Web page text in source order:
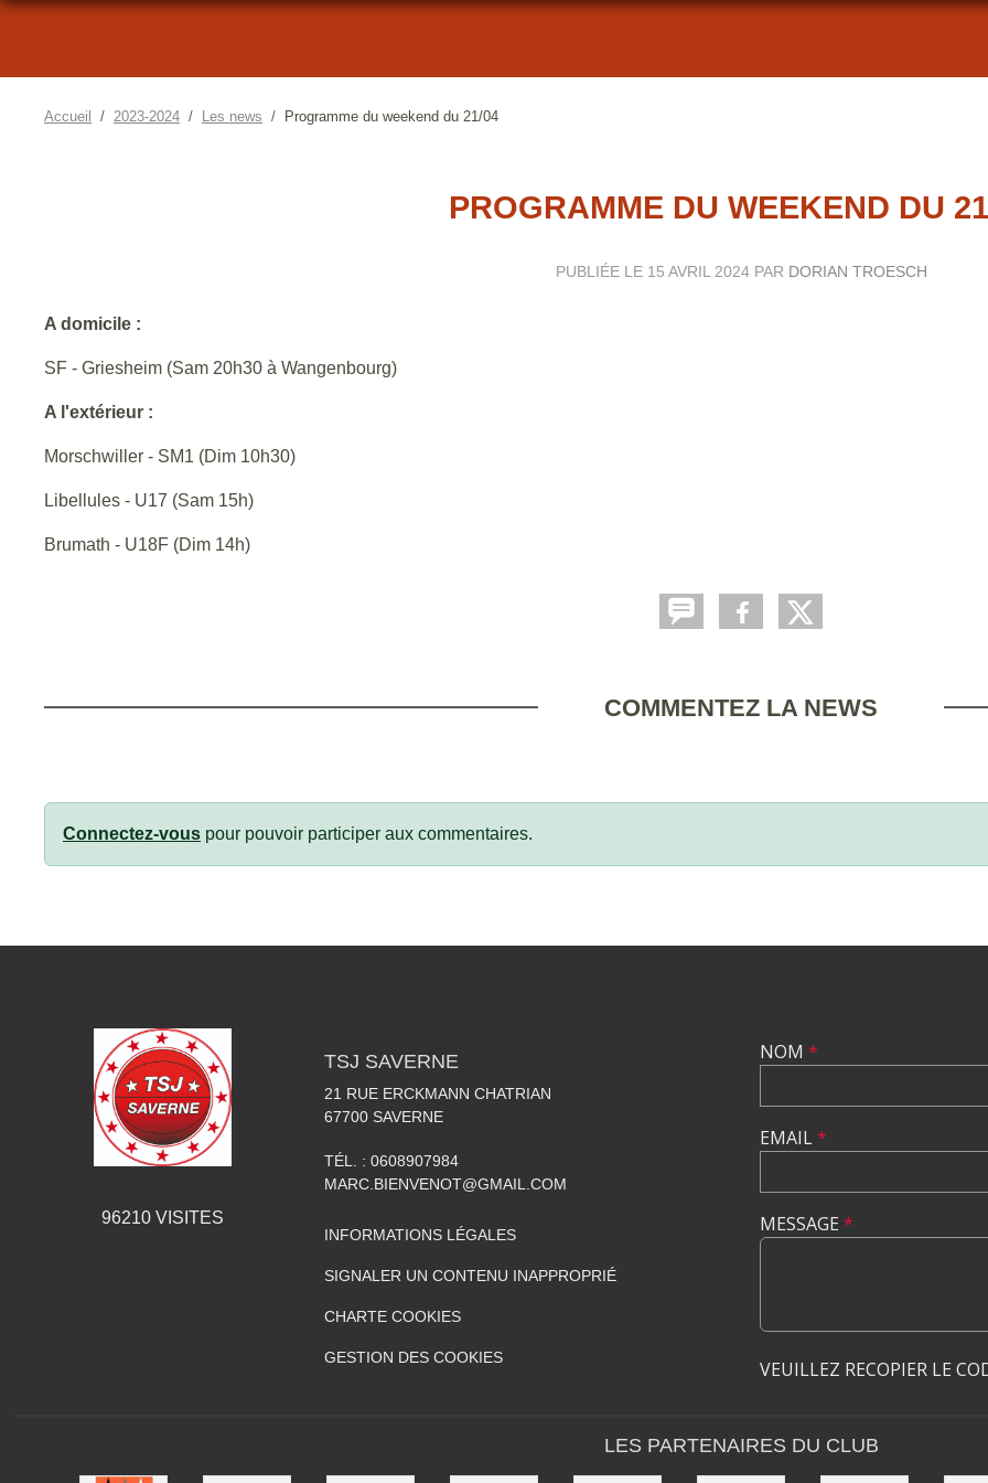
Accueil 2023-2024 Les news Programme du weekend du 21/04
PROGRAMME DU WEEKEND DU
PUBLIÉE LE 15 AVRIL 2024PAR DORIAN TROESCH
A domicile :
SF - Griesheim (Sam 20h30 à Wangenbourg)
A l'extérieur :
Morschwiller - SM1 (Dim 10h30)
Libellules - U17 (Sam 15h)
Brumath - U18F (Dim 14h)
COMMENTEZ LA NEWS
Connectez-vous pour pouvoir participer aux commentaires.
96210VISITES
TSJ SAVERNE
21 RUE ERCKMANN CHATRIAN
67700 SAVERNE
TÉL. : 0608907984
MARC.BIENVENOT@GMAIL.COM
INFORMATIONS LÉGALES
SIGNALER UN CONTENU INAPPROPRIÉ
CHARTE COOKIES
GESTION DES COOKIES
NOM *
EMAIL*
MESSAGE *
VEUILLEZ RECOPIER LE
LES PARTENAIRES DU CLUB